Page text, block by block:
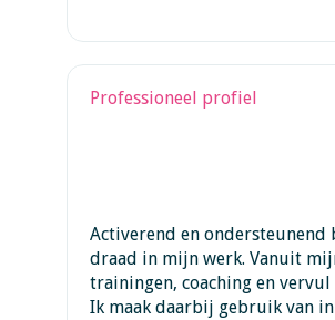
Professioneel profiel
Activerend en
draad in mijn werk. Vanuit
trainingen, coaching en
Ik maak daarbij gebruik van